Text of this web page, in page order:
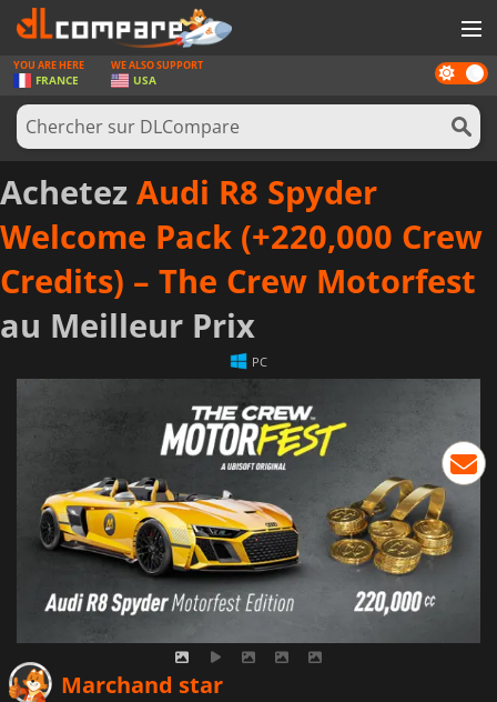
JEUX
CARTES PRÉPAYÉES
LOGICIELS
CONCOURS
MATÉRIEL
NEWS
SE CONNECTER OU S'INSCRIRE
Dark
mode
YOU ARE HERE
FRANCE
WE ALSO SUPPORT
USA
Achetez Audi R8 Spyder
Welcome Pack (+220,000 Crew
Credits) – The Crew Motorfest
au Meilleur Prix
PC
Marchand star